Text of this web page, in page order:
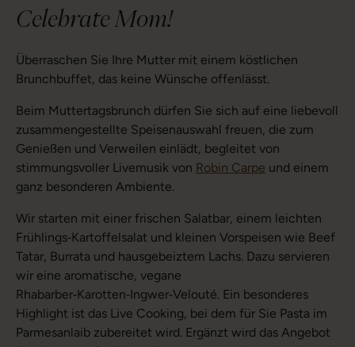
Celebrate Mom!
Überraschen Sie Ihre Mutter mit einem köstlichen
Brunchbuffet, das keine Wünsche offenlässt.
Beim Muttertagsbrunch dürfen Sie sich auf eine liebevoll
zusammengestellte Speisenauswahl freuen, die zum
Genießen und Verweilen einlädt, begleitet von
stimmungsvoller Livemusik von Robin Carpe und einem
ganz besonderen Ambiente.
Wir starten mit einer frischen Salatbar, einem leichten
Frühlings‑Kartoffelsalat und kleinen Vorspeisen wie Beef
Tatar, Burrata und hausgebeiztem Lachs. Dazu servieren
wir eine aromatische, vegane
Rhabarber‑Karotten‑Ingwer‑Velouté. Ein besonderes
Highlight ist das Live Cooking, bei dem für Sie Pasta im
Parmesanlaib zubereitet wird. Ergänzt wird das Angebot